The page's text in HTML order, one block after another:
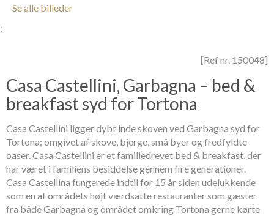
Se alle billeder
;
[Ref nr. 150048]
Casa Castellini, Garbagna – bed &
breakfast syd for Tortona
Casa Castellini ligger dybt inde skoven ved Garbagna syd for
Tortona; omgivet af skove, bjerge, små byer og fredfyldte
oaser. Casa Castellini er et familiedrevet bed & breakfast, der
har været i familiens besiddelse gennem fire generationer.
Casa Castellina fungerede indtil for 15 år siden udelukkende
som en af områdets højt værdsatte restauranter som gæster
fra både Garbagna og området omkring Tortona gerne kørte